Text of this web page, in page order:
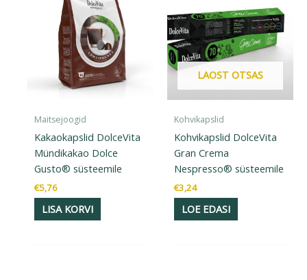
Maitsejoogid
Kakaokapslid DolceVita
Mündikakao Dolce
Gusto® süsteemile
€5,76
LISA KORVI
LAOST OTSAS
Kohvikapslid
Kohvikapslid DolceVita
Gran Crema
Nespresso® süsteemile
€3,24
LOE EDASI